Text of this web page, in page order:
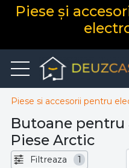
Piese și
Piese si accesorii pentru
Butoane pentru
Piese Arctic
Filtreaza 1